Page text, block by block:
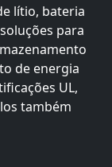
lítio, bateria
para
de energia
UL,
também